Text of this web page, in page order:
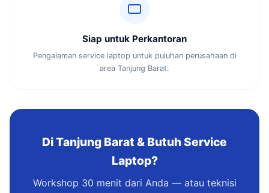
Siap untuk Perkantoran
Pengalaman service laptop untuk puluhan perusahaan di
area Tanjung Barat.
Di Tanjung Barat & Butuh Service
Laptop?
Workshop 30 menit dari Anda — atau teknisi